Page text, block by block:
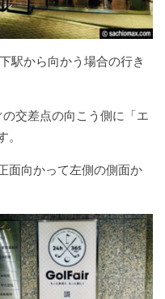
駅から向かう場合の行き
の交差点の向こう側に「エ
。
面向かって左側の側面か